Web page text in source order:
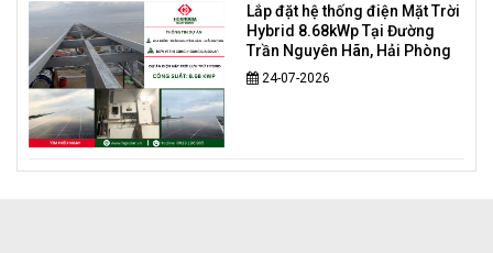
Lắp đặt hệ thống điện Mặt Trời
Hybrid 8.68kWp Tại Đường
Trần Nguyên Hãn, Hải Phòng
24-07-2026